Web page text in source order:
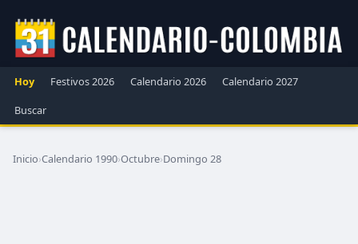
Hoy Festivos 2026 Calendario 2026
Calendario 2027
Buscar
Inicio›Calendario 1990›Octubre›Domingo 28